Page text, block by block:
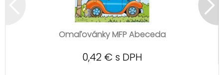
Omaľovánky MFP Abeceda
0,42 € s DPH